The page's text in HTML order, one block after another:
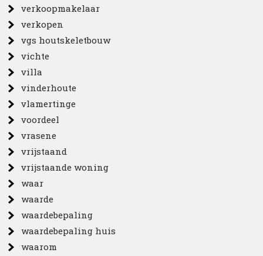
verkoopmakelaar
verkopen
vgs houtskeletbouw
vichte
villa
vinderhoute
vlamertinge
voordeel
vrasene
vrijstaand
vrijstaande woning
waar
waarde
waardebepaling
waardebepaling huis
waarom